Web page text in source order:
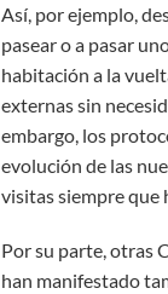
Así, por ejemplo,
pasear o a pasar
habitación a la
externas sin
embargo, los
evolución de las
visitas siempre que
Por su parte, otras
han manifestado